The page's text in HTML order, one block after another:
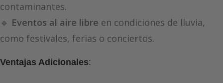
contaminantes.
🔹 Eventos al aire libre en condiciones de lluvia,
como festivales, ferias o conciertos.
Ventajas Adicionales: